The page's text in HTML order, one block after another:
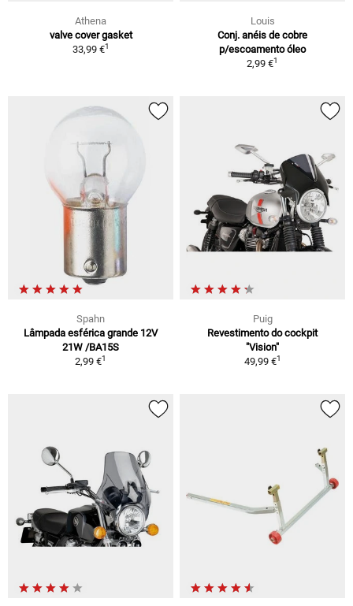
Athena
valve cover gasket
33,99 €1
Louis
Conj. anéis de cobre
p/escoamento óleo
2,99 €1
Spahn
Lâmpada esférica grande 12V
21W /BA15S
2,99 €1
Puig
Revestimento do cockpit
"Vision"
49,99 €1